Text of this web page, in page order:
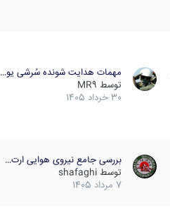
مهمات هدایت شونده سُرشی یو…
توسط MR9
30 خرداد 1405
بررسی جامع نیروی هوایی ارت…
توسط shafaghi
7 مرداد 1405